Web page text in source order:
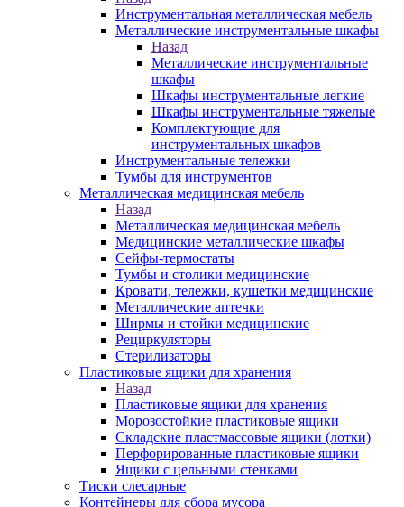
Инструментальная металлическая мебель
Металлические инструментальные шкафы
Назад
Металлические инструментальные
шкафы
Шкафы инструментальные легкие
Шкафы инструментальные тяжелые
Комплектующие для
инструментальных шкафов
Инструментальные тележки
Тумбы для инструментов
Металлическая медицинская мебель
Назад
Металлическая медицинская мебель
Медицинские металлические шкафы
Сейфы-термостаты
Тумбы и столики медицинские
Кровати, тележки, кушетки медицинские
Металлические аптечки
Ширмы и стойки медицинские
Рециркуляторы
Стерилизаторы
Пластиковые ящики для хранения
Назад
Пластиковые ящики для хранения
Морозостойкие пластиковые ящики
Складские пластмассовые ящики (лотки)
Перфорированные пластиковые ящики
Ящики с цельными стенками
Тиски слесарные
Контейнеры для сбора мусора